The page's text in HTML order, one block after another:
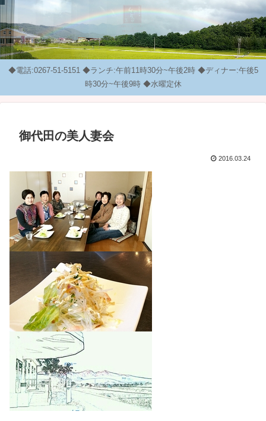
◆電話:0267-51-5151 ◆ランチ:午前11時30分~午後2時 ◆ディナー:午後5
時30分~午後9時 ◆水曜定休
御代田の美人妻会
2016.03.24